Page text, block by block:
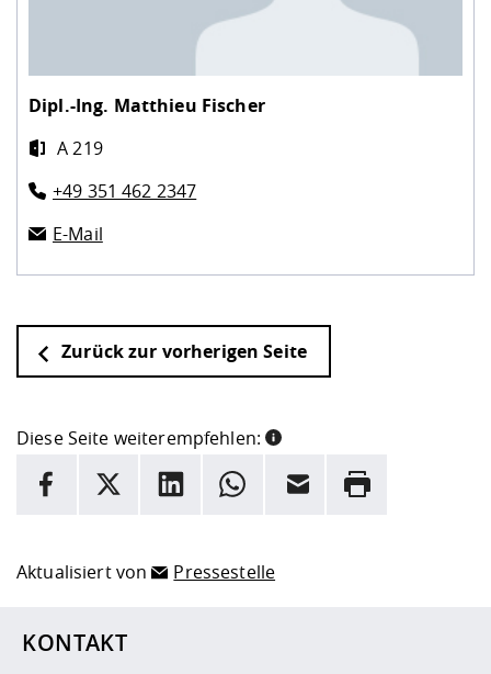
Dipl.-Ing. Matthieu Fischer
A 219
+49 351 462 2347
E-Mail
Zurück zur vorherigen Seite
Diese Seite weiterempfehlen:
INFORMATION
Facebook
X LinkedInWhatsappE-Mail Drucken
Aktualisiert von Pressestelle
KONTAKT